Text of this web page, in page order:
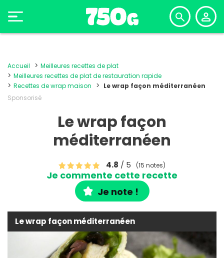
Accueil
Meilleures recettes de plat
Meilleures recettes de plat de restauration rapide
Recettes de wrap maison
Le wrap façon méditerranéen
Sponsorisé
Le wrap façon
méditerranéen
4.8 / 5 (15 notes)
Je commente cette recette
Je note !
Le wrap façon méditerranéen